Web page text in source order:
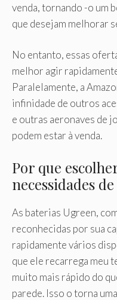
venda, tornando -o um
que desejam melhorar
No entanto, essas
melhor agir
Paralelamente, a
infinidade de outros
e outras aeronaves de
podem estar à venda.
Por que
necessidades
As baterias Ugreen,
reconhecidas por sua
rapidamente vários
que ele recarrega meu
muito mais rápido do
parede. Isso o torna